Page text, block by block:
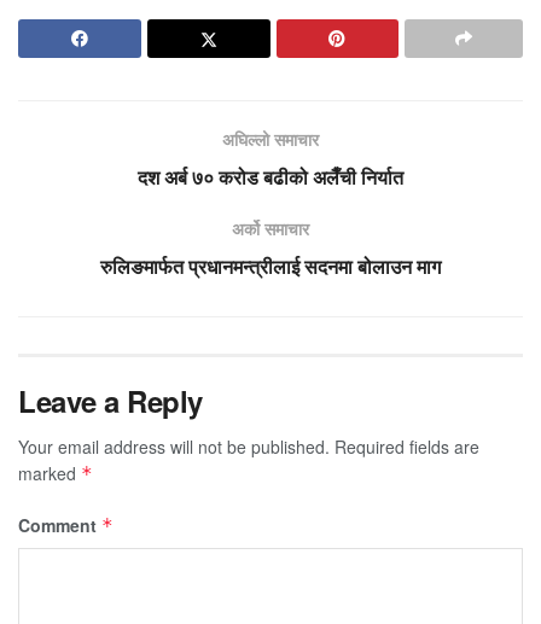
अघिल्लो समाचार
दश अर्ब ७० करोड बढीको अलैँची निर्यात
अर्को समाचार
रुलिङमार्फत प्रधानमन्त्रीलाई सदनमा बोलाउन माग
Leave a Reply
Your email address will not be published. Required fields are
marked *
Comment *